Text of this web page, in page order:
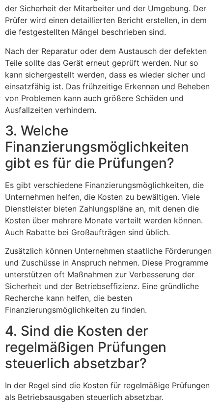
der Sicherheit der Mitarbeiter und der Umgebung. Der
Prüfer wird einen detaillierten Bericht erstellen, in dem
die festgestellten Mängel beschrieben sind.
Nach der Reparatur oder dem Austausch der defekten
Teile sollte das Gerät erneut geprüft werden. Nur so
kann sichergestellt werden, dass es wieder sicher und
einsatzfähig ist. Das frühzeitige Erkennen und Beheben
von Problemen kann auch größere Schäden und
Ausfallzeiten verhindern.
3. Welche
Finanzierungsmöglichkeiten
gibt es für die Prüfungen?
Es gibt verschiedene Finanzierungsmöglichkeiten, die
Unternehmen helfen, die Kosten zu bewältigen. Viele
Dienstleister bieten Zahlungspläne an, mit denen die
Kosten über mehrere Monate verteilt werden können.
Auch Rabatte bei Großaufträgen sind üblich.
Zusätzlich können Unternehmen staatliche Förderungen
und Zuschüsse in Anspruch nehmen. Diese Programme
unterstützen oft Maßnahmen zur Verbesserung der
Sicherheit und der Betriebseffizienz. Eine gründliche
Recherche kann helfen, die besten
Finanzierungsmöglichkeiten zu finden.
4. Sind die Kosten der
regelmäßigen Prüfungen
steuerlich absetzbar?
In der Regel sind die Kosten für regelmäßige Prüfungen
als Betriebsausgaben steuerlich absetzbar.